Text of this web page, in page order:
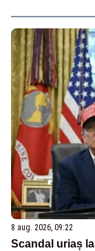
8 aug. 2026, 09:22
Scandal uriaș